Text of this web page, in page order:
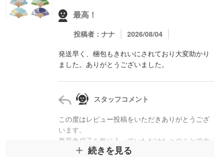
最高！
投稿者：ナナ
2026/08/04
発送早く、梱包もきれいにされており大変助かり
ました。ありがとうございました。
スタッフコメント
この度はレビュー投稿をいただきありがとうござ
います。
夏景色扇子を気に入っていただけたとのことで大
変嬉しく存じます。
続きを見る